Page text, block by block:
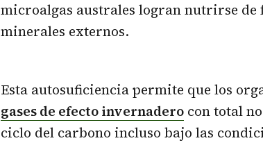
microalgas australes logran nutrirse de
minerales externos.
Esta autosuficiencia permite que los
gases de efecto invernadero con total
ciclo del carbono incluso bajo las